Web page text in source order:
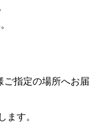
。
ご指定の場所へお届
ます。